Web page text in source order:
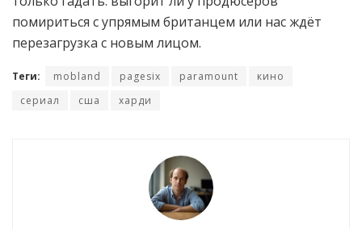
помириться с упрямым британцем или нас ждёт
перезагрузка с новым лицом.
Теги: mobland pagesix paramount
кино
сериал
сша харди